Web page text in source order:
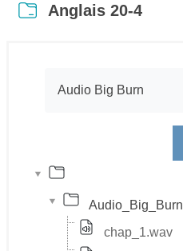
Anglais 20-4
Audio Big Burn
Audio_Big_Burn
chap_1.wav